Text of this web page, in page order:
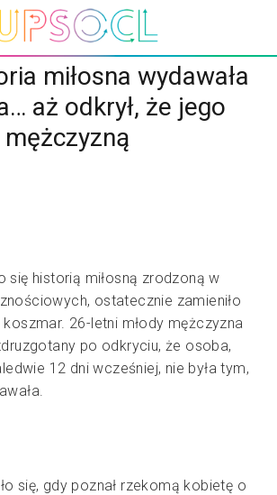
miłosna wydawała
aż odkrył, że jego
mężczyzną
się historią miłosną zrodzoną w
ostatecznie zamieniło
26-letni młody mężczyzna
po odkryciu, że osoba,
12 dni wcześniej, nie była tym,
się, gdy poznał rzekomą kobietę o